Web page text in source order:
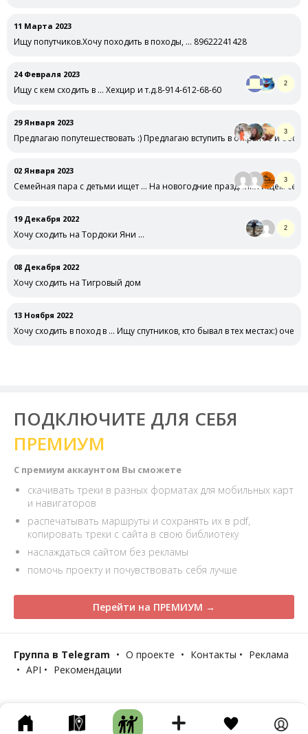
11 Марта 2023
Ищу попутчиков.Хочу походить в походы, … 89622241428
24 Февраля 2023
Ищу с кем сходить в … Хехцир и т.д.8-914-612-68-60
2
29 Января 2023
Предлагаю попутешествовать :) Предлагаю вступить в открытое и
3
02 Января 2023
Семейная пара с детьми ищет … На новогодние праздники ищем
3
19 Декабря 2022
Хочу сходить на Тордоки Яни …
2
08 Декабря 2022
Хочу сходить на Тигровый дом
13 Ноября 2022
Хочу сходить в поход в … Ищу спутников, кто бывал в тех местах:)
ПОДКЛЮЧИТЕ ДЛЯ СЕБЯ
ПРЕМИУМ
С премиум аккаунтом Вы сможете
скачивать треки в разных форматах для мобильных карт
и навигаторов
распечатывать маршруты и сохранять их в pdf,
копировать треки с сайта в свою библиотеку
наслаждаться сайтом без рекламы
помочь проекту и почувствовать себя лучше
Перейти на ПРЕМИУМ →
Группа в Telegram • О проекте • Контакты • Реклама
• API • Рекомендации